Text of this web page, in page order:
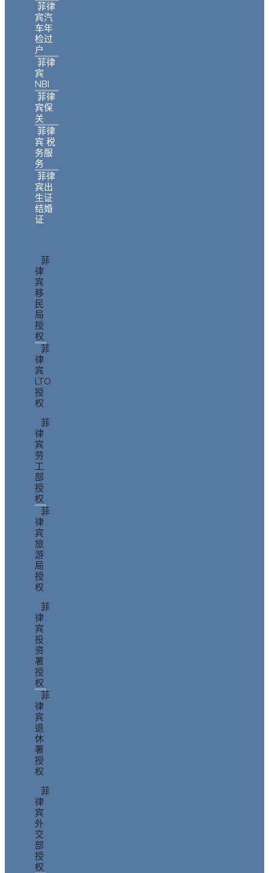
菲律
宾汽
车年
检过
户
菲律
宾
NBI
菲律
宾保
关
菲律
宾 税
务服
务
菲律
宾出
生证
结婚
证
菲
律
宾
移
民
局
授
权
菲
律
宾
LTO
授
权
菲
律
宾
劳
工
部
授
权
菲
律
宾
旅
游
局
授
权
菲
律
宾
投
资
署
授
权
菲
律
宾
退
休
署
授
权
菲
律
宾
外
交
部
授
权